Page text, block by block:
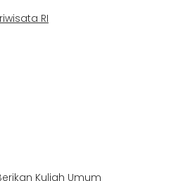
RI
Kuliah Umum